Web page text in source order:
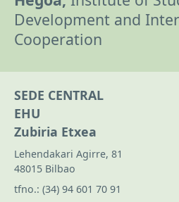
Development and
Cooperation
SEDE CENTRAL
EHU
Zubiria Etxea
Lehendakari Agirre, 81
48015 Bilbao
tfno.: (34) 94 601 70 91